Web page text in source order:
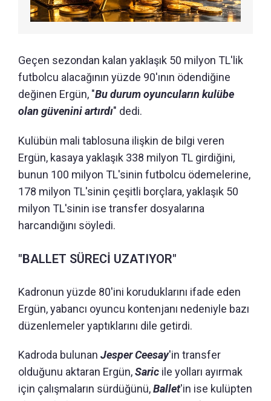
Geçen sezondan kalan yaklaşık 50 milyon TL'lik
futbolcu alacağının yüzde 90'ının ödendiğine
değinen Ergün, "Bu durum oyuncuların kulübe
olan güvenini artırdı" dedi.
Kulübün mali tablosuna ilişkin de bilgi veren
Ergün, kasaya yaklaşık 338 milyon TL girdiğini,
bunun 100 milyon TL'sinin futbolcu ödemelerine,
178 milyon TL'sinin çeşitli borçlara, yaklaşık 50
milyon TL'sinin ise transfer dosyalarına
harcandığını söyledi.
"BALLET SÜRECİ UZATIYOR"
Kadronun yüzde 80'ini koruduklarını ifade eden
Ergün, yabancı oyuncu kontenjanı nedeniyle bazı
düzenlemeler yaptıklarını dile getirdi.
Kadroda bulunan Jesper Ceesay'in transfer
olduğunu aktaran Ergün,Saric ile yolları ayırmak
için çalışmaların sürdüğünü,Ballet'in ise kulüpten